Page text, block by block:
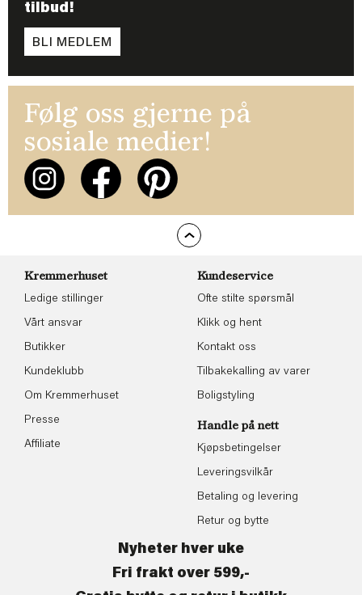
tilbud!
BLI MEDLEM
Følg oss gjerne på
sosiale medier!
Kremmerhuset
Ledige stillinger
Vårt ansvar
Butikker
Kundeklubb
Om Kremmerhuset
Presse
Affiliate
Kundeservice
Ofte stilte spørsmål
Klikk og hent
Kontakt oss
Tilbakekalling av varer
Boligstyling
Handle på nett
Kjøpsbetingelser
Leveringsvilkår
Betaling og levering
Retur og bytte
Nyheter hver uke
Fri frakt over 599,-